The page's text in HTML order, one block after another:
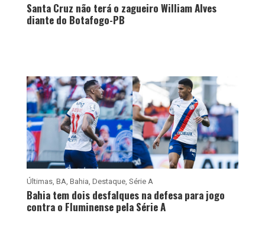
Santa Cruz não terá o zagueiro William Alves
diante do Botafogo-PB
Últimas, BA, Bahia, Destaque, Série A
Bahia tem dois desfalques na defesa para jogo
contra o Fluminense pela Série A